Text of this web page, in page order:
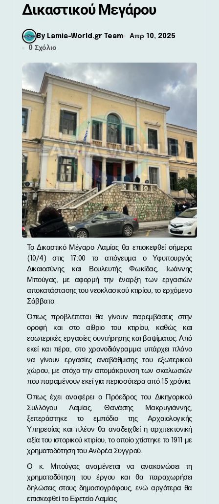
Δικαστικού Μεγάρου
By Lamia-World.gr Team
Απρ 10, 2025
0 Σχόλιο
Το Δικαστικό Μέγαρο Λαμίας θα επισκεφθεί σήμερα
(10/4) στις 17:00 το απόγευμα ο Υφυπουργός
Δικαιοσύνης και Βουλευτής Φωκίδας, Ιωάννης
Μπούγας, με αφορμή την έναρξη των εργασιών
αποκατάστασης του νεοκλασικού κτιρίου, το ερχόμενο
Σάββατο.
Όπως προβλέπεται θα γίνουν παρεμβάσεις στην
οροφή και στο αίθριο του κτιρίου, καθώς και
εσωτερικές εργασίες συντήρησης και βαψίματος. Από
εκεί και πέρα, στο χρονοδιάγραμμα υπάρχει πλάνο
να γίνουν εργασίες αναβάθμισης του εξωτερικού
χώρου, με στόχο την απομάκρυνση των σκαλωσιών
που παραμένουν εκεί για περισσότερα από 15 χρόνια.
Όπως έχει αναφέρει ο Πρόεδρος του Δικηγορικού
Συλλόγου Λαμίας, Θανάσης Μακρυγιάννης,
ξεπεράστηκε το εμπόδιο της Αρχαιολογικής
Υπηρεσίας και πλέον θα αναδειχθεί η αρχιτεκτονική
αξία του ιστορικού κτιρίου, το οποίο χτίστηκε το 1911 με
χρηματοδότηση του Ανδρέα Συγγρού.
Ο κ. Μπούγας αναμένεται να ανακοινώσει τη
χρηματοδότηση του έργου και θα παραχωρήσει
δηλώσεις στους δημοσιογράφους, ενώ αργότερα θα
επισκεφθεί το Εφετείο Λαμίας.